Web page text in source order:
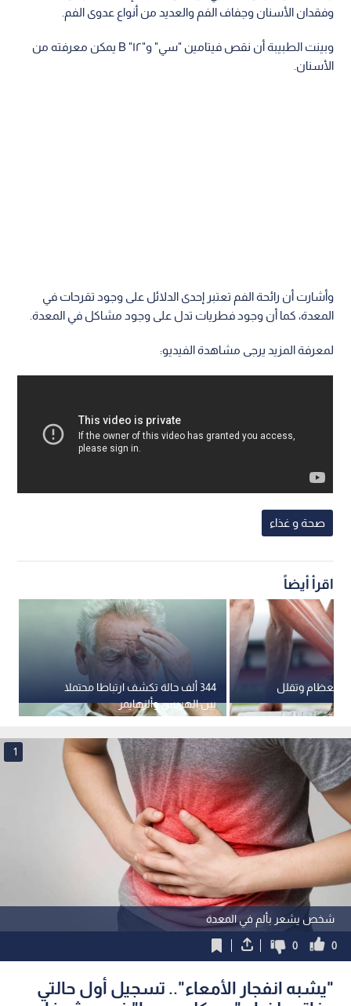
وفقدان الأسنان وجفاف الفم والعديد من أنواع عدوى الفم.
وبينت الطبيبة أن نقص فيتامين "سي" و"١٢" B يمكن معرفته من
الأسنان.
وأشارت أن رائحة الفم تعتبر إحدى الدلائل على وجود تقرحات في
المعدة، كما أن وجود فطريات تدل على وجود مشاكل في المعدة.
لمعرفة المزيد يرجى مشاهدة الفيديو:
صحة و غذاء
اقرأ أيضاً
344 ألف حالة تكشف ارتباطا محتملا
بين الهربس وألزهايمر
العظام وتقلل
شخص يشعر بألم في المعدة
1
0
0
"يشبه انفجار الأمعاء".. تسجيل أول حالتي